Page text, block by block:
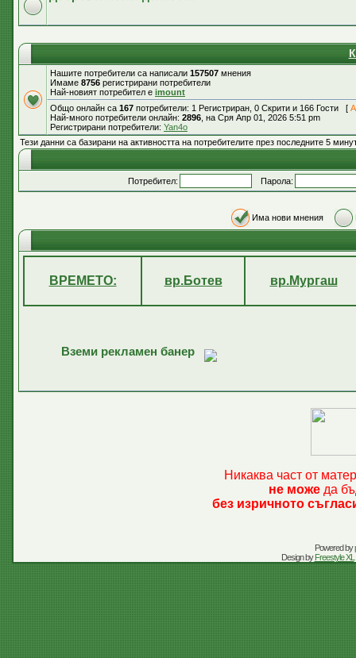
Нашите потребители са написали 157507 мнения
Имаме 8756 регистрирани потребители
Най-новият потребител е imount
Общо онлайн са 167 потребители: 1 Регистриран, 0 Скрити и 166 Гости [
Най-много потребители онлайн: 2896 , на Сря Апр 01, 2026 5:51 pm
Регистрирани потребители: Yan4o
Тези данни са базирани на активността на потребителите през последните 5
Потребител: Парола:
Има нови мнения
ВРЕМЕТО: вр.Ботев вр.Мургаш
Вземи рекламен банер
Никаква част от
не може да
без изричното
Powered by
Design byFreestyle XL